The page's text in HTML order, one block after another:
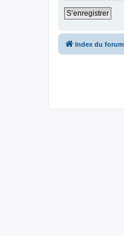
S’enregistrer
Index du forum